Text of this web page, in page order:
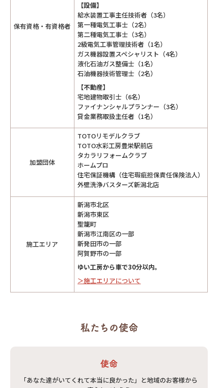
保有資格・有資格者
【設備】
給水装置工事主任技術者（3名）
第一種電気工事士（2名）
第二種電気工事士（3名）
2級電気工事管理技術者（1名）
ガス機器設置スペシャリスト（4名）
液化石油ガス整備士（1名）
石油機器技術管理士（2名）
【不動産】
宅地建物取引士（6名）
ファイナンシャルプランナー（3名）
貸金業務取扱主任者（1名）
加盟団体
TOTOリモデルクラブ
TOTO水彩工房豊栄駅前店
タカラリフォームクラブ
ホームプロ
住宅保証機構（住宅瑕疵担保責任保険法人）
外壁洗浄バスターズ新潟北店
施工エリア
新潟市北区
新潟市東区
聖籠町
新潟市江南区の一部
新発田市の一部
阿賀野市の一部
ゆい工房から車で30分以内。
＞施工エリアについて
私たちの使命
使命
「あなた達がいてくれて本当に良かった」と地域のお客様から